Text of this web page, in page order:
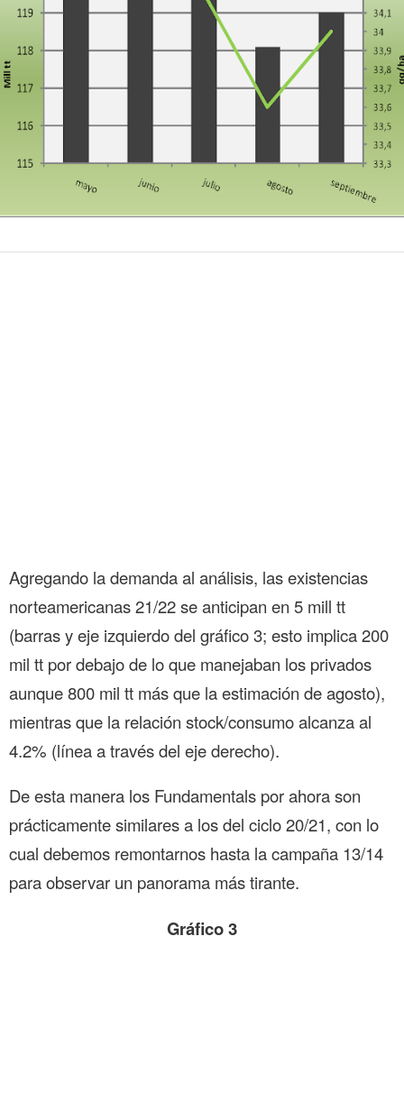
Agregando la demanda al análisis, las existencias
norteamericanas 21/22 se anticipan en 5 mill tt
(barras y eje izquierdo del gráfico 3; esto implica 200
mil tt por debajo de lo que manejaban los privados
aunque 800 mil tt más que la estimación de agosto),
mientras que la relación stock/consumo alcanza al
4.2% (línea a través del eje derecho).
De esta manera los Fundamentals por ahora son
prácticamente similares a los del ciclo 20/21, con lo
cual debemos remontarnos hasta la campaña 13/14
para observar un panorama más tirante.
Gráfico 3